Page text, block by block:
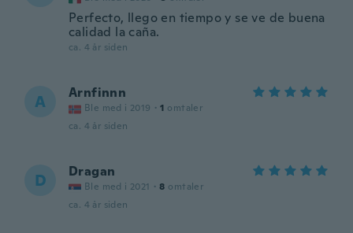
Perfecto, llego en tiempo y se ve de buena
calidad la caña.
ca. 4 år siden
A Arnfinnn
Ble med i 2019 · 1 omtaler
ca. 4 år siden
D Dragan
Ble med i 2021 · 8 omtaler
ca. 4 år siden